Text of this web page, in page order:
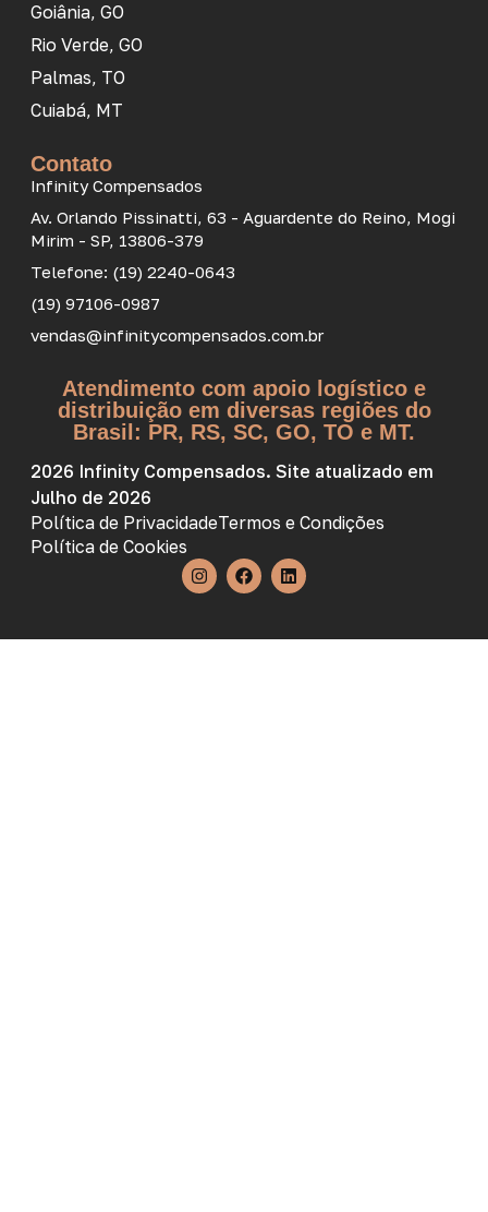
Goiânia, GO
Rio Verde, GO
Palmas, TO
Cuiabá, MT
Contato
Infinity Compensados
Av. Orlando Pissinatti, 63 - Aguardente do Reino, Mogi
Mirim - SP, 13806-379
Telefone: (19) 2240-0643
(19) 97106-0987
vendas@infinitycompensados.com.br
Atendimento com apoio logístico e
distribuição em diversas regiões do
Brasil: PR, RS, SC, GO, TO e MT.
2026 Infinity Compensados. Site atualizado em
Julho de 2026
Política de PrivacidadeTermos e Condições
Política de Cookies